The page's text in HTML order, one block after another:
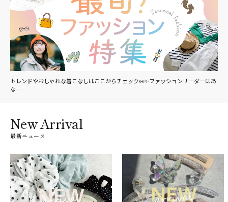
トレンドやおしゃれな着こなしはここからチェック👀✨ファッションリーダーはあ
な…
New Arrival
最新ニュース